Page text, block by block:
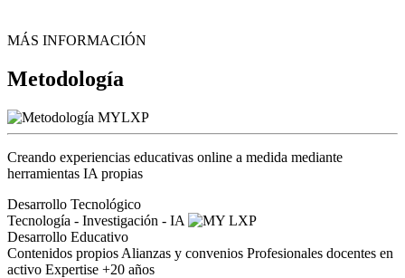
MÁS INFORMACIÓN
Metodología
Creando experiencias educativas online a medida mediante
herramientas IA propias
Desarrollo Tecnológico
Tecnología - Investigación - IA
Desarrollo Educativo
Contenidos propios Alianzas y convenios Profesionales docentes en
activo Expertise +20 años